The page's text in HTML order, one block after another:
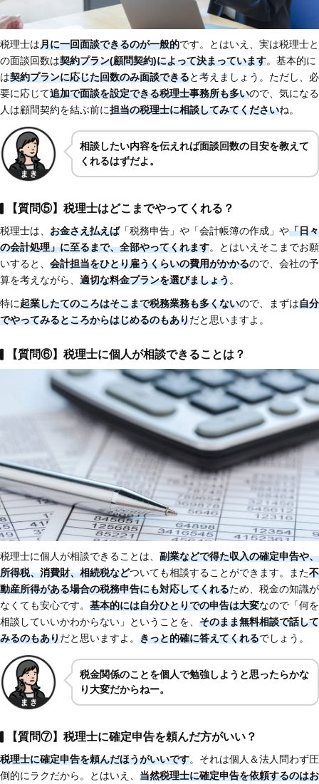
税理士は月に一回面談できるのが一般的です。とはいえ、実は税理士と
の面談回数は契約プラン(顧問契約)によって決まっています。基本的に
は契約プランに応じた回数のみ面談できると考えましょう。ただし、必
要に応じて追加で面談を設定できる税理士事務所も多いので、気になる
人は顧問契約を結ぶ前に担当の税理士に相談してみてくださいね。
相談したい内容を伝えれば面談回数の目安を教えて
くれるはずだよ。
【質問⑤】税理士はどこまでやってくれる？
税理士は、 お金さえ払えば「税務申告」や「会計帳簿の作成」や「日々
の会計処理」に至るまで、全部やってくれます。とはいえそこまでお願
いすると、 会計担当をひとり雇うくらいの費用がかかるので、会社の予
算を考えながら、 適切な料金プランを選びましょう。
特に起業したてのころはそこまで税務業務も多くないので、まずは自分
でやってみるところからはじめるのもありだと思いますよ。
【質問⑥】税理士に個人が相談できることは？
税理士に個人が相談できることは、 副業などで得た収入の確定申告や、
所得税、消費財、相続税などついても相談することができます。また不
動産所得がある場合の税務申告にも対応してくれるため、税金の知識が
なくても安心です。 基本的には自分ひとりでの申告は大変なので「何を
相談していいかわからない」ということを、 そのまま無料相談で話して
みるのもありだと思いますよ。 きっと的確に答えてくれるでしょう。
税金関係のことを個人で勉強しようと思ったらかな
り大変だからねー。
【質問⑦】税理士に確定申告を頼んだ方がいい？
税理士に確定申告を頼んだほうがいいです。それは個人＆法人問わず圧
倒的にラクだから。とはいえ、 当然税理士に確定申告を依頼するのはお